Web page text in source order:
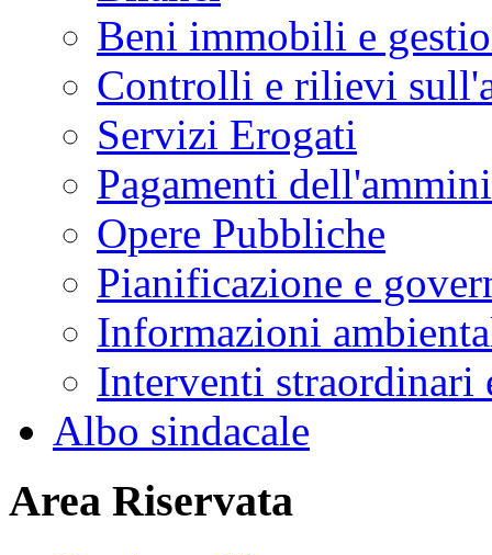
Beni immobili e
Controlli e rilievi
Servizi Erogati
Pagamenti
Opere Pubbliche
Pianificazione e
Informazioni
Interventi straordinari
Albo sindacale
Area Riservata